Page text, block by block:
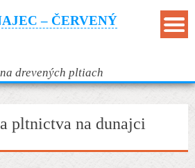
– ČERVENÝ
drevených pltiach
pltnictva na dunajci